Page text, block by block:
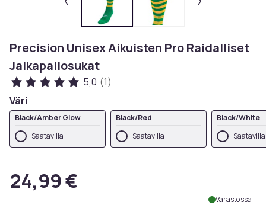
Precision Unisex Aikuisten Pro Raidalliset
Jalkapallosukat
5,0 (1)
Väri
Black/Amber Glow
Saatavilla
Black/Red
Saatavilla
Black/White
Saatavilla
24,99 €
Varastossa